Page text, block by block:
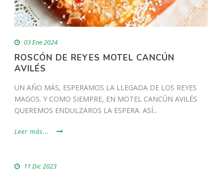
03 Ene 2024
ROSCÓN DE REYES MOTEL CANCÚN
AVILÉS
UN AÑO MÁS, ESPERAMOS LA LLEGADA DE LOS REYES
MAGOS. Y COMO SIEMPRE, EN MOTEL CANCÚN AVILÉS
QUEREMOS ENDULZAROS LA ESPERA. ASÍ...
Leer más...
11 Dic 2023